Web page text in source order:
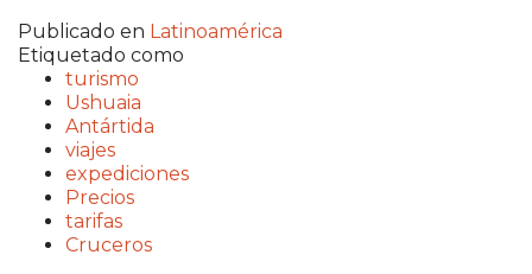
Publicado en Latinoamérica
Etiquetado como
turismo
Ushuaia
Antártida
viajes
expediciones
Precios
tarifas
Cruceros